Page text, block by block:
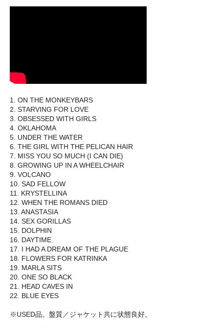
1. ON THE MONKEYBARS
2. STARVING FOR LOVE
3. OBSESSED WITH GIRLS
4. OKLAHOMA
5. UNDER THE WATER
6. THE GIRL WITH THE PELICAN HAIR
7. MISS YOU SO MUCH (I CAN DIE)
8. GROWING UP IN A WHEELCHAIR
9. VOLCANO
10. SAD FELLOW
11. KRYSTELLINA
12. WHEN THE ROMANS DIED
13. ANASTASIA
14. SEX GORILLAS
15. DOLPHIN
16. DAYTIME
17. I HAD A DREAM OF THE PLAGUE
18. FLOWERS FOR KATRINKA
19. MARLA SITS
20. ONE SO BLACK
21. HEAD CAVES IN
22. BLUE EYES
※USED品。盤質／ジャケット共に状態良好。